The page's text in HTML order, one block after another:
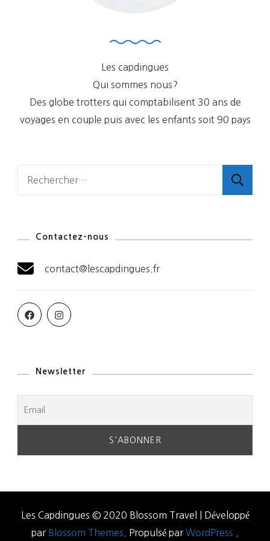
Les capdingues
Qui sommes nous?
Des globe trotters qui comptabilisent 30 ans de
voyages en couple puis avec les enfants soit 90 pays
Contactez-nous
contact@lescapdingues.fr
Newsletter
Les Capdingues © 2020 Blossom Travel | Développé
par Blossom Themes . Propulsé parWordPress